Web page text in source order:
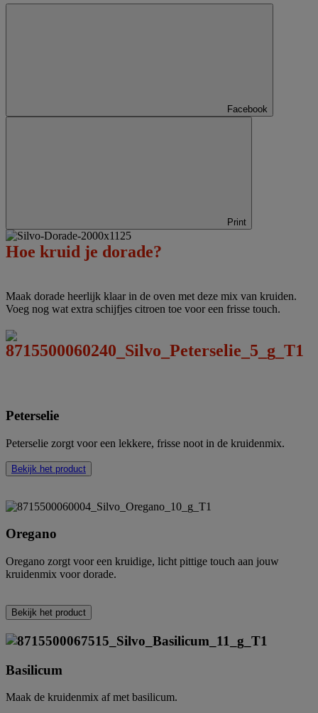
Facebook
Print
Hoe kruid je dorade?
Maak dorade heerlijk klaar in de oven met deze mix van kruiden.
Voeg nog wat extra schijfjes citroen toe voor een frisse touch.
Peterselie
Peterselie zorgt voor een lekkere, frisse noot in de kruidenmix.
Bekijk het product
Oregano
Oregano zorgt voor een kruidige, licht pittige touch aan jouw
kruidenmix voor dorade.
Bekijk het product
Basilicum
Maak de kruidenmix af met basilicum.